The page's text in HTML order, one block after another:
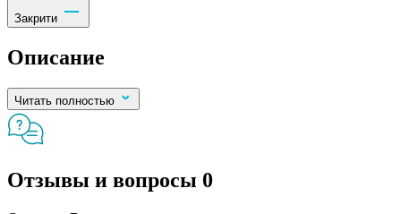
Закрити
Описание
Читать полностью
Отзывы и вопросы 0